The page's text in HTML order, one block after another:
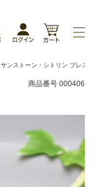
サンストーン・シトリン ブレス
商品番号 000406